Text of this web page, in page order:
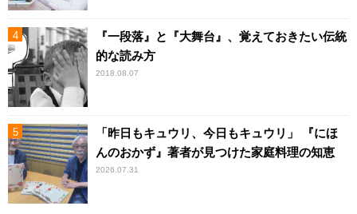
『一段落』と『大舞台』、覚えておきたい伝統
的な読み方
2018.08.07
「昨日もキュウリ、今日もキュウリ」 『にほ
んのおかず』著者が見つけた家庭料理の知恵
2026.07.31